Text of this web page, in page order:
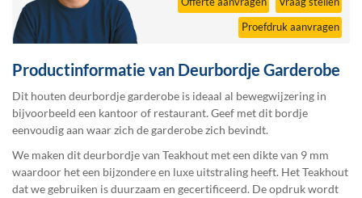
Proefdruk aanvragen
Productinformatie van Deurbordje Garderobe
Dit houten deurbordje garderobe is ideaal al bewegwijzering in
bijvoorbeeld een kantoor of restaurant. Geef met dit bordje
eenvoudig aan waar zich de garderobe zich bevindt.
We maken dit deurbordje van Teakhout met een dikte van 9 mm
waardoor het een bijzondere en luxe uitstraling heeft. Het Teakhout
dat we gebruiken is duurzaam en gecertificeerd. De opdruk wordt